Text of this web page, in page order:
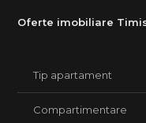
Oferte imobiliare
Gresie, faianță, parchet
Rulouri la geamuri
Centrală termică proprie
Tip apartament
Compartimentare